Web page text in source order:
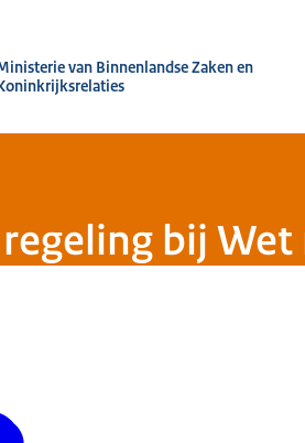
van Binnenlandse Zaken en
bij Wet